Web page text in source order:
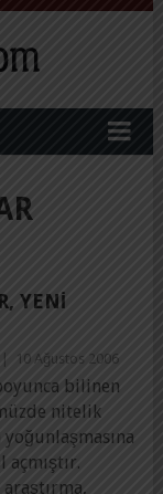
YENI
10 Ağustos 2006
bilinen
nitelik